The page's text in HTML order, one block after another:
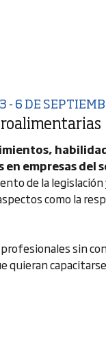
- 6 DE
empresas del
de la
como la
sin
quieran